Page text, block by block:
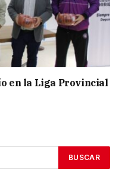
en la Liga Provincial